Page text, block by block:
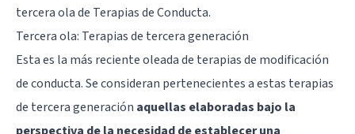
tercera ola de Terapias de Conducta.
Tercera ola: Terapias de tercera generación
Esta es la más reciente oleada de terapias de modificación
de conducta. Se consideran pertenecientes a estas terapias
de tercera generación aquellas elaboradas bajo la